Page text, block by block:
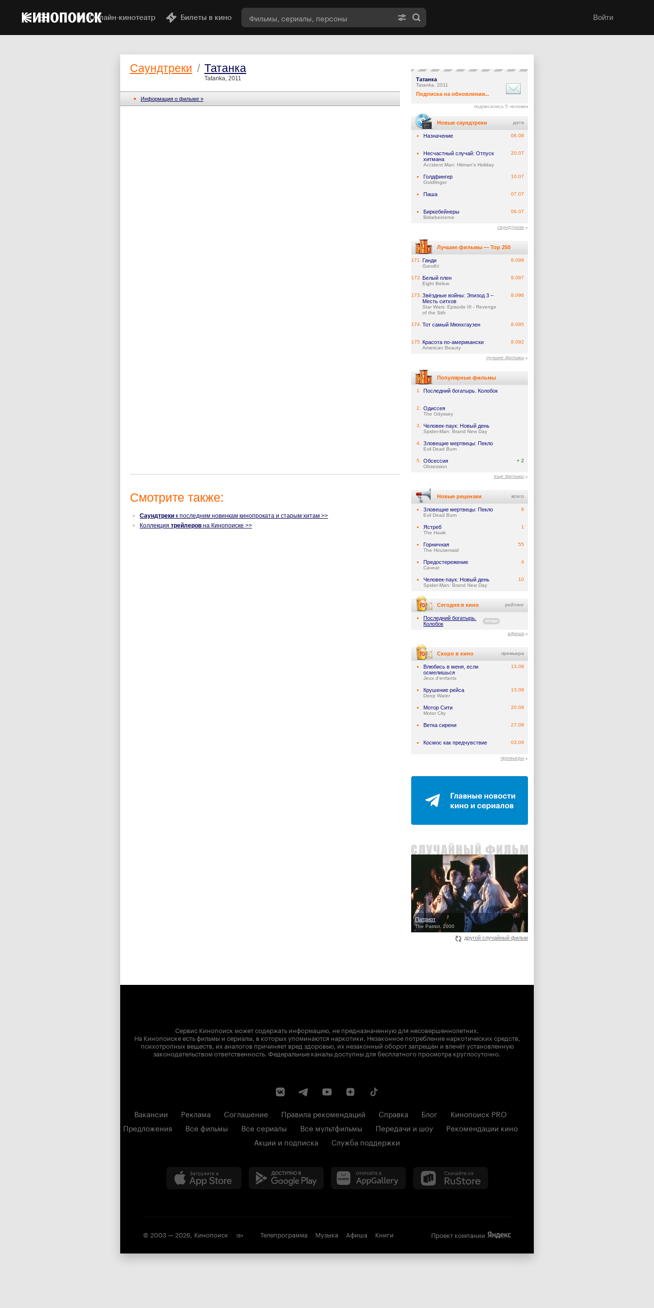
Онлайн-кинотеатр Билеты в кино Войти
Саундтреки / Татанка
Tatanka, 2011
Информация о фильме »
Смотрите также:
Саундтреки к последним новинкам кинопроката и старым хитам >>
Коллекция трейлеров на Кинопоиске >>
Татанка
Tatanka, 2011
Подписка на обновления...
подписались 5 человек
Новые саундтреки дата
Назначение 06.08
Несчастный случай: Отпуск
хитмана
Accident Man: Hitman's Holiday
20.07
Голдфингер
Goldfinger
10.07
Паша 07.07
Биркебейнеры
Birkebeinerne
06.07
саундтреки
Лучшие фильмы — Top 250
171. Ганди
Gandhi
8.099
172. Белый плен
Eight Below
8.097
173. Звёздные войны: Эпизод 3 –
Месть ситхов
Star Wars: Episode III - Revenge
of the Sith
8.096
174. Тот самый Мюнхгаузен 8.095
175. Красота по-американски
American Beauty
8.092
лучшие фильмы
Популярные фильмы
1. Последний богатырь. Колобок
2. Одиссея
The Odyssey
3. Человек-паук: Новый день
Spider-Man: Brand New Day
4. Зловещие мертвецы: Пекло
Evil Dead Burn
5. Обсессия
Obsession
+ 2
еще фильмы
Новые рецензии всего
Зловещие мертвецы: Пекло
Evil Dead Burn
8
Ястреб
The Hawk
1
Горничная
The Housemaid
55
Предостережение
Caveat
4
Человек-паук: Новый день
Spider-Man: Brand New Day
10
Сегодня в кино рейтинг
Последний богатырь.
Колобок
ПРОМО
афиша
Скоро в кино премьера
Влюбись в меня, если
осмелишься
Jeux d'enfants
13.08
Крушение рейса
Deep Water
13.08
Мотор Сити
Motor City
20.08
Ветка сирени 27.08
Космос как предчувствие 03.09
премьеры
Патриот
The Patriot, 2000
другой случайный фильм
Сервис Кинопоиск может содержать информацию, не предназначенную для несовершеннолетних.
На Кинопоиске есть фильмы и сериалы, в которых упоминаются наркотики. Незаконное потребление наркотических средств,
психотропных веществ, их аналогов причиняет вред здоровью, их незаконный оборот запрещён и влечёт установленную
законодательством ответственность. Федеральные каналы доступны для бесплатного просмотра круглосуточно.
Вакансии Реклама Соглашение Правила рекомендаций Справка Блог
Кинопоиск PRO
Предложения
Все фильмы Все сериалы Все мультфильмы Передачи и шоу
Рекомендации кино
Акции и подписка
Служба поддержки
© 2003 — 2026, Кинопоиск 18+ Телепрограмма Музыка Афиша Книги Проект компании